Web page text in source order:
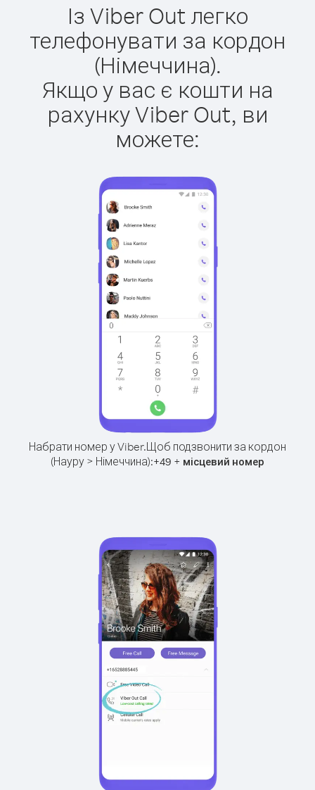
Із Viber Out легко
телефонувати за кордон
(Німеччина).
Якщо у вас є кошти на
рахунку Viber Out, ви
можете:
Набрати номер у Viber.Щоб подзвонити за кордон
(Науру > Німеччина):+49 + місцевий номер